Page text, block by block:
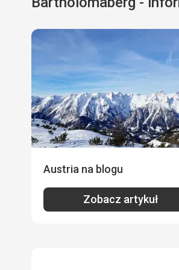
Austria na blogu
Zobacz artykuł